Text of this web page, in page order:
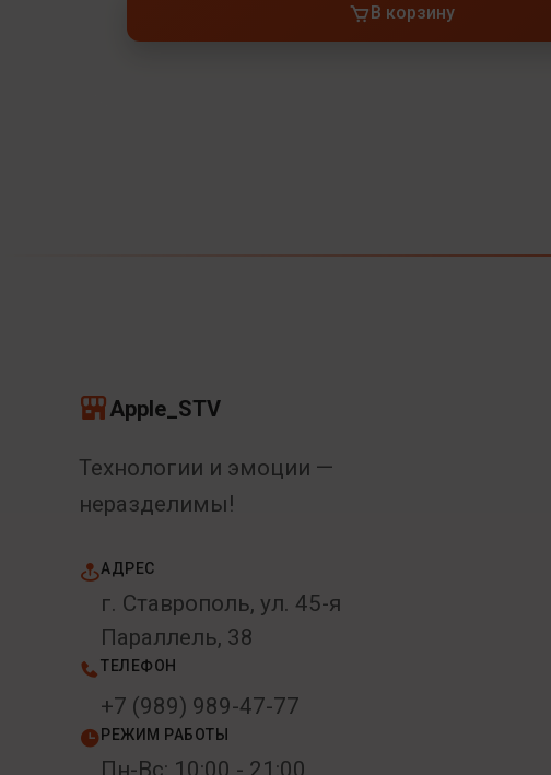
В корзину
Apple_STV
Технологии и эмоции —
неразделимы!
АДРЕС
г. Ставрополь, ул. 45-я
Параллель, 38
ТЕЛЕФОН
+7 (989) 989-47-77
РЕЖИМ РАБОТЫ
Пн-Вс: 10:00 - 21:00